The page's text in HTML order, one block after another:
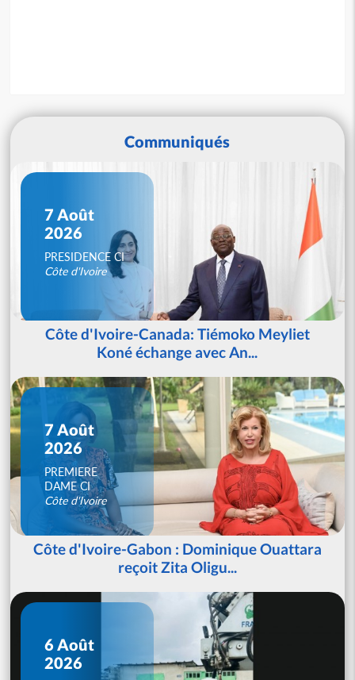
Communiqués
7 Août
2026
PRESIDENCE CI
Côte d'Ivoire
Côte d'Ivoire-Canada: Tiémoko Meyliet
Koné échange avec An...
7 Août
2026
PREMIERE
DAME CI
Côte d'Ivoire
Côte d'Ivoire-Gabon : Dominique Ouattara
reçoit Zita Oligu...
6 Août
2026